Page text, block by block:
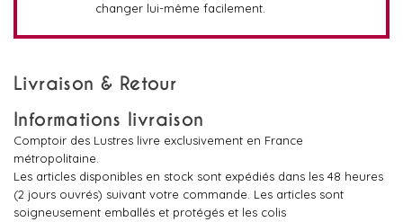
changer lui-même facilement.
Livraison & Retour
Informations livraison
Comptoir des Lustres livre exclusivement en France
métropolitaine.
Les articles disponibles en stock sont expédiés dans les 48 heures
(2 jours ouvrés) suivant votre commande. Les articles sont
soigneusement emballés et protégés et les colis